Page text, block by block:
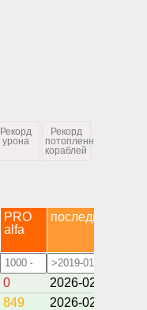
Рекорд
урона
Рекорд
потопленных
кораблей
PRO
alfa
последний бой
0
2026-02-12
849
2026-02-01